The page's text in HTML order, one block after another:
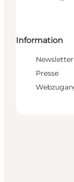
Information
Newsletter
Presse